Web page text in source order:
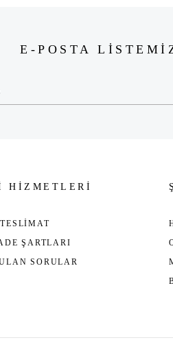
E-POSTA
HİZMETLERİ
ŞARTLARI
SORULAR